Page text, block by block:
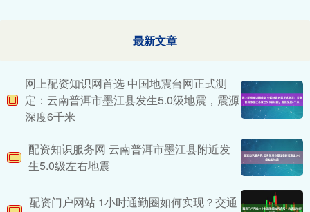
最新文章
网上配资知识网首选 中国地震台网正式测
定：云南普洱市墨江县发生5.0级地震，震源
深度6千米
配资知识服务网 云南普洱市墨江县附近发
生5.0级左右地震
配资门户网站 1小时通勤圈如何实现？交通